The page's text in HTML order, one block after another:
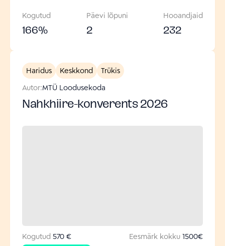
Kogutud
166%
Päevi lõpuni
2
Hooandjaid
232
Haridus Keskkond
Trükis
Autor:MTÜ Loodusekoda
Nahkhiire-konverents 2026
Kogutud 570 € Eesmärk kokku 1500€